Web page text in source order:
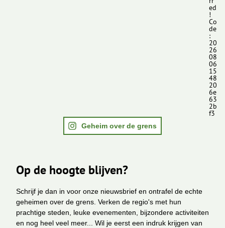
ed
!
Co
de
:
20
26
08
06
15
48
20
6e
63
2b
f3
Geheim over de grens
Op de hoogte blijven?
Schrijf je dan in voor onze nieuwsbrief en ontrafel de echte
geheimen over de grens. Verken de regio's met hun
prachtige steden, leuke evenementen, bijzondere activiteiten
en nog heel veel meer... Wil je eerst een indruk krijgen van